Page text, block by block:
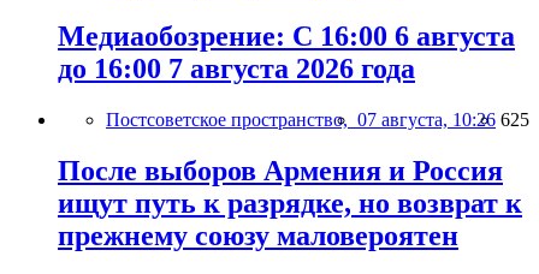
Медиаобозрение: С 16:00 6 августа
до 16:00 7 августа 2026 года
Постсоветское пространство, 07 августа, 10:26 625
После выборов Армения и Россия
ищут путь к разрядке, но возврат к
прежнему союзу маловероятен